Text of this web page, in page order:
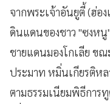
จากพระเจ้าอันยูตี้ (ฮ่อ
ดินแดนของชาว "ซงห
ชายแดนมองโกเลีย ข
ประมาท หมิ่นเกียรติห
ตามธรรมเนียมพิธีการ